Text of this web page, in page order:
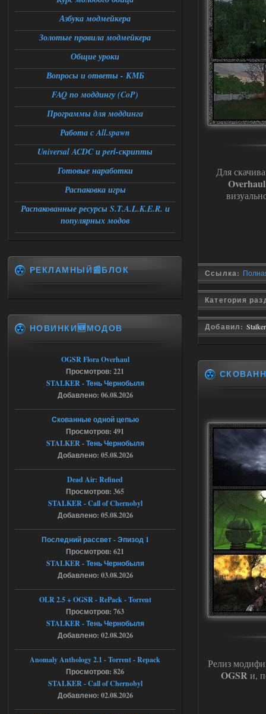
Для
Overhaul
Ссылка:
Категория
Добавил:
Релиз
OGSRи,
Доступно только для пользователей
Ответить ➤
06.08.2026
Universal Teleport v2.0
Stalker-Mods-Clan-su
Доступно только для пользователей
Ответить ➤
06.08.2026
Universal Teleport v2.0
DEDULYA-1967
Поставил на чистый сталкер
10006, сразу
вылет [error]Arguments :
Спавнер + Правки + Античит - Dead
City Final
Доступно только для пользователей
Ответить ➤
Спавнер + Правки + Античит - Dead
City Final
Что то не работает спавнер,
все устанавливал по
мануалу......
Ответить ➤
06.08.2026
Игра для сталкера 21-очко
ruslanpyrusov
как изменить макс сумму
ставки в файлах чтобы
ставить больше 1 к
Ответить ➤
05.08.2026
Тайна Зоны - Remaster 2026
Stalker-Mods-Clan-su
Доступно только для пользователей
Ответить ➤
05.08.2026
Тайна Зоны - Remaster 2026
Азбука модмейкера
Золотые правила модмейкера
Общие уроки
Вопросы и ответы - КМБ
FAQ по моддингу (CoP)
Программы для моддинга
Работа с All.spawn
Universal ACDC и perl-скрипты
Готовые наработки
Распаковка игры
Распакованные ресурсы S.T.A.L.K.E.R. и
популярных модов
РЕКЛАМНЫЙ📰БЛОК
НОВИНКИ🆕МОДОВ
OGSR Flora Overhaul
Просмотров: 221
STALKER - Тень Чернобыля
Добавлено: 06.08.2026
Скованные одной цепью
Просмотров: 491
STALKER - Тень Чернобыля
Добавлено: 05.08.2026
Dead Air: Refined
Просмотров: 365
STALKER - Call of Chernobyl
Добавлено: 05.08.2026
Последний рассвет - Эпизод 1
Просмотров: 621
STALKER - Тень Чернобыля
Добавлено: 03.08.2026
OLR 2.5 + OGSR - RePack - Torrent
Просмотров: 763
STALKER - Тень Чернобыля
Добавлено: 02.08.2026
Anomaly Anthology 2.1 - Torrent - Repack
Просмотров: 826
STALKER - Call of Chernobyl
Добавлено: 02.08.2026